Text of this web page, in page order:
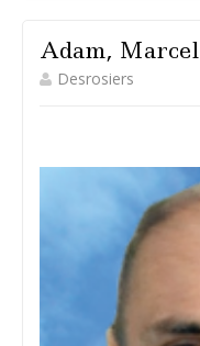
Adam, Marcel
Desrosiers